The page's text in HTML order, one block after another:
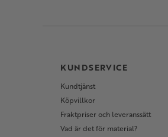
KUNDSERVICE
Kundtjänst
Köpvillkor
Fraktpriser och leveranssätt
Vad är det för material?